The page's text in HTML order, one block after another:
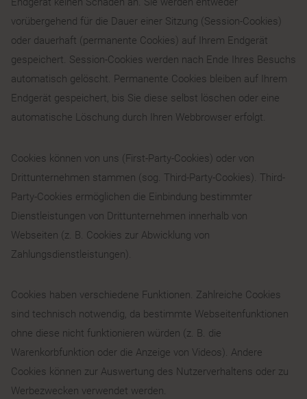
vorübergehend für die Dauer einer Sitzung (Session-Cookies)
oder dauerhaft (permanente Cookies) auf Ihrem Endgerät
gespeichert. Session-Cookies werden nach Ende Ihres Besuchs
automatisch gelöscht. Permanente Cookies bleiben auf Ihrem
Endgerät gespeichert, bis Sie diese selbst löschen oder eine
automatische Löschung durch Ihren Webbrowser erfolgt.
Cookies können von uns (First-Party-Cookies) oder von
Drittunternehmen stammen (sog. Third-Party-Cookies). Third-
Party-Cookies ermöglichen die Einbindung bestimmter
Dienstleistungen von Drittunternehmen innerhalb von
Webseiten (z. B. Cookies zur Abwicklung von
Zahlungsdienstleistungen).
Cookies haben verschiedene Funktionen. Zahlreiche Cookies
sind technisch notwendig, da bestimmte Webseitenfunktionen
ohne diese nicht funktionieren würden (z. B. die
Warenkorbfunktion oder die Anzeige von Videos). Andere
Cookies können zur Auswertung des Nutzerverhaltens oder zu
Werbezwecken verwendet werden.